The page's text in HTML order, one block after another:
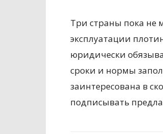
Три страны пока не
эксплуатации
юридически
сроки и нормы
заинтересована в
подписывать